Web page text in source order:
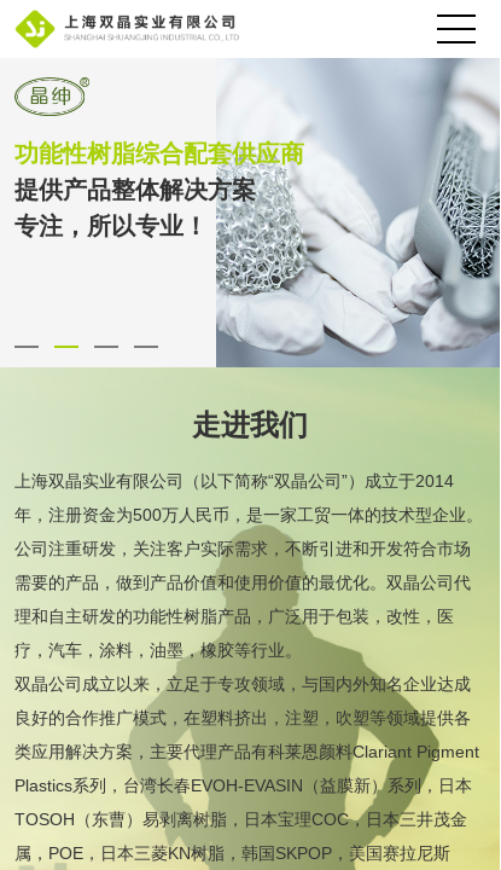
首页
走进我们
新闻动态
加入我们
功能性树脂综合配套供应商
提供产品整体解决方案
专注，所以专业！
走进我们
上海双晶实业有限公司（以下简称“双晶公司”）成立于2014
年，注册资金为500万人民币，是一家工贸一体的技术型企业。
公司注重研发，关注客户实际需求，不断引进和开发符合市场
需要的产品，做到产品价值和使用价值的最优化。双晶公司代
理和自主研发的功能性树脂产品，广泛用于包装，改性，医
疗，汽车，涂料，油墨，橡胶等行业。
双晶公司成立以来，立足于专攻领域，与国内外知名企业达成
良好的合作推广模式，在塑料挤出，注塑，吹塑等领域提供各
类应用解决方案，主要代理产品有科莱恩颜料Clariant Pigment
Plastics系列，台湾长春EVOH-EVASIN（益膜新）系列，日本
TOSOH（东曹）易剥离树脂，日本宝理COC，日本三井茂金
属，POE，日本三菱KN树脂，韩国SKPOP，美国赛拉尼斯